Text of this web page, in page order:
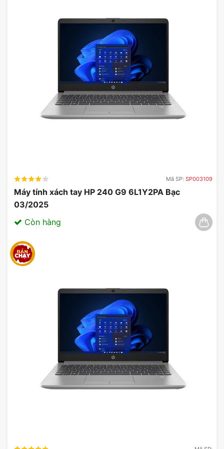
tăng tính thẩm mỹ cho sản phẩm.
Nổi bật với bộ xử lý Snapdragon
X1P42100: Thông tin về hiệu suất
Lenovo IdeaPad Slim 5 14Q8X9được trang bị bộ
xử lý Snapdragon X1P42100, một trong những bộ
vi xử lý mới nhất của Qualcomm, hứa hẹn mang lại
hiệu suất ấn tượng và khả năng xử lý đa nhiệm
mượt mà. Snapdragon X1P42100 được sản xuất
trên tiến trình 7nm, giúp cải thiện hiệu suất xử lý
bên cạnh việc giảm tiêu thụ năng lượng.
Với 8 nhân CPU, bộ vi xử lý này không chỉ đáp ứng
Mã SP: SP003109
Máy tính xách tay HP 240 G9 6L1Y2PA Bạc
03/2025
Còn hàng